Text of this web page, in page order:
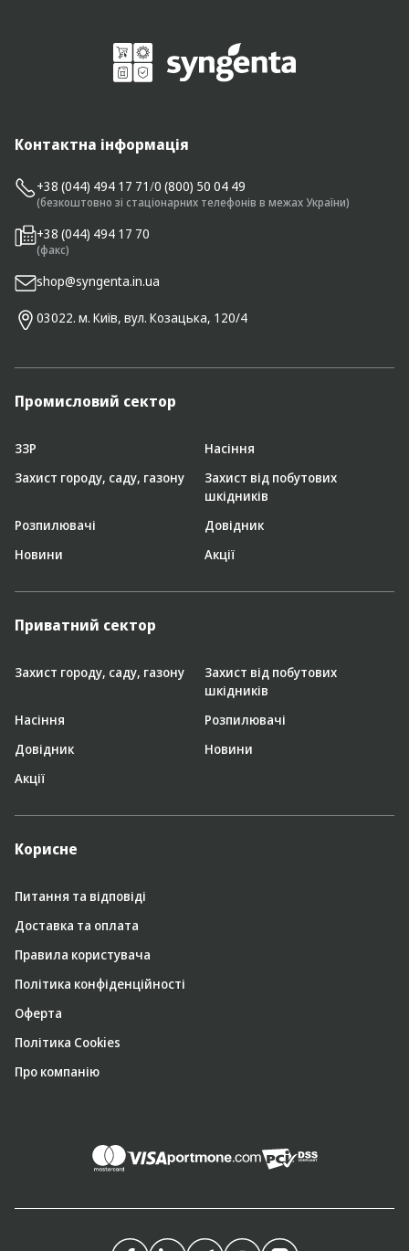
Контактна інформація
+38 (044) 494 17 71/0 (800) 50 04 49
(безкоштовно зі стаціонарних телефонів в межах України)
+38 (044) 494 17 70
(факс)
shop@syngenta.in.ua
03022. м. Київ, вул. Козацька, 120/4
Промисловий сектор
ЗЗР
Насіння
Захист городу, саду, газону
Захист від побутових
шкідників
Розпилювачі
Довідник
Новини
Акції
Приватний сектор
Захист городу, саду, газону
Захист від побутових
шкідників
Насіння
Розпилювачі
Довідник
Новини
Акції
Корисне
Питання та відповіді
Доставка та оплата
Правила користувача
Політика конфіденційності
Оферта
Політика Cookies
Про компанію